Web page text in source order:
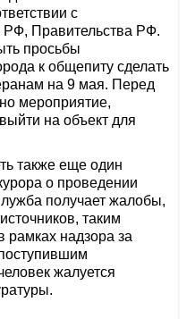
с
РФ, Правительства РФ.
просьбы
к общепиту сделать
на 9 мая. Перед
мероприятие,
на объект для
также еще один
о проведении
получает жалобы,
таким
рамках надзора за
жалуется